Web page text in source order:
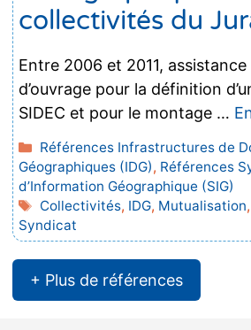
collectivités du
Entre 2006 et 2011,
d’ouvrage pour la définition
SIDEC et pour le montage …
Catégories
Références Infrastructures de
Géographiques (IDG), Références
d’Information Géographique (SIG)
Étiquettes
Collectivités, IDG, Mutualisation,
Syndicat
+ Plus de références